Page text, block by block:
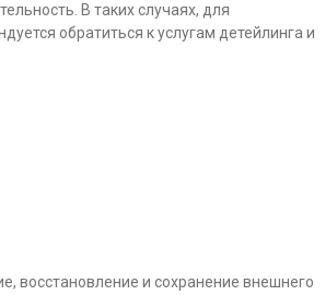
В таких случаях, для
обратиться к услугам детейлинга и
восстановление и сохранение внешнего